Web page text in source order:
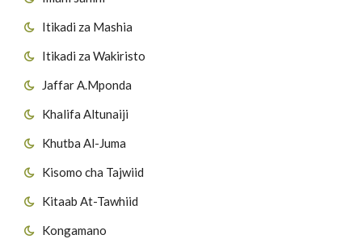
Itikadi za Mashia
Itikadi za Wakiristo
Jaffar A.Mponda
Khalifa Altunaiji
Khutba Al-Juma
Kisomo cha Tajwiid
Kitaab At-Tawhiid
Kongamano